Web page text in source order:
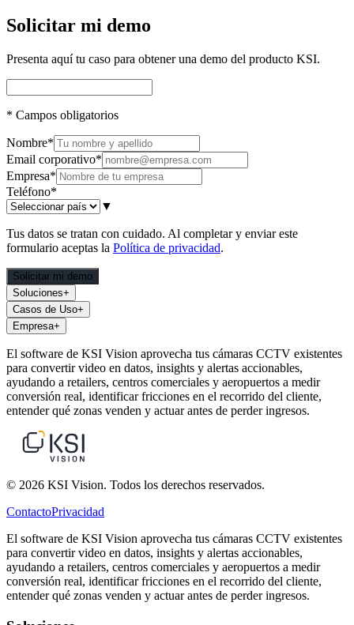
Solicitar mi demo
Presenta aquí tu caso para obtener una demo del producto KSI.
* Campos obligatorios
Nombre*
Email corporativo*
Empresa*
Teléfono*
▼
Tus datos se tratan con cuidado. Al completar y enviar este
formulario aceptas la Política de privacidad.
Solicitar mi demo
Soluciones+
Casos de Uso+
Empresa+
El software de KSI Vision aprovecha tus cámaras CCTV existentes
para convertir video en datos, insights y alertas accionables,
ayudando a retailers, centros comerciales y aeropuertos a medir
conversión real, identificar fricciones en el recorrido del cliente,
entender qué zonas venden y actuar antes de perder ingresos.
© 2026 KSI Vision. Todos los derechos reservados.
ContactoPrivacidad
El software de KSI Vision aprovecha tus cámaras CCTV existentes
para convertir video en datos, insights y alertas accionables,
ayudando a retailers, centros comerciales y aeropuertos a medir
conversión real, identificar fricciones en el recorrido del cliente,
entender qué zonas venden y actuar antes de perder ingresos.